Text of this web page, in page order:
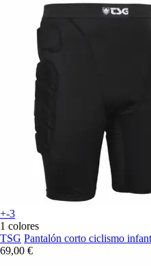
+-3
1 colores
TSG Pantalón corto ciclismo
69,00 €